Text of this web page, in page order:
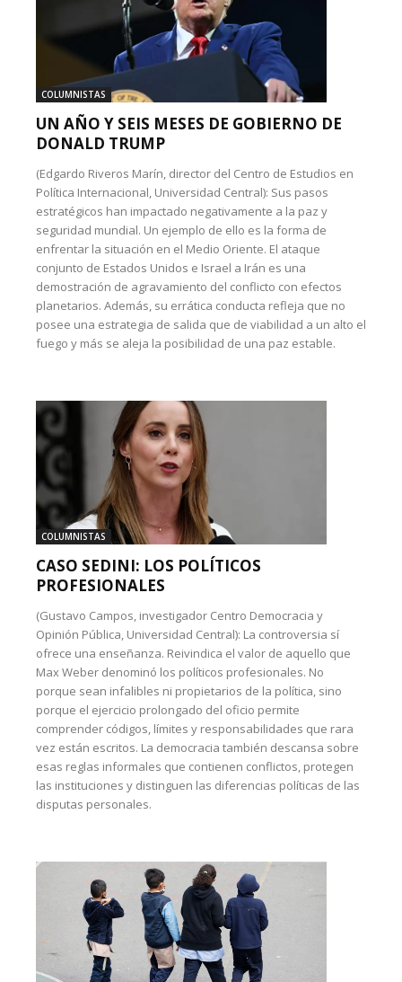
COLUMNISTAS
UN AÑO Y SEIS MESES DE GOBIERNO DE
DONALD TRUMP
(Edgardo Riveros Marín, director del Centro de Estudios en
Política Internacional, Universidad Central): Sus pasos
estratégicos han impactado negativamente a la paz y
seguridad mundial. Un ejemplo de ello es la forma de
enfrentar la situación en el Medio Oriente. El ataque
conjunto de Estados Unidos e Israel a Irán es una
demostración de agravamiento del conflicto con efectos
planetarios. Además, su errática conducta refleja que no
posee una estrategia de salida que de viabilidad a un alto el
fuego y más se aleja la posibilidad de una paz estable.
COLUMNISTAS
CASO SEDINI: LOS POLÍTICOS
PROFESIONALES
(Gustavo Campos, investigador Centro Democracia y
Opinión Pública, Universidad Central): La controversia sí
ofrece una enseñanza. Reivindica el valor de aquello que
Max Weber denominó los políticos profesionales. No
porque sean infalibles ni propietarios de la política, sino
porque el ejercicio prolongado del oficio permite
comprender códigos, límites y responsabilidades que rara
vez están escritos. La democracia también descansa sobre
esas reglas informales que contienen conflictos, protegen
las instituciones y distinguen las diferencias políticas de las
disputas personales.